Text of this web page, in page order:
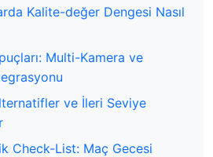
Kalite-değer Dengesi Nasıl
Multi-Kamera ve
ve İleri Seviye
Check-List: Maç Gecesi